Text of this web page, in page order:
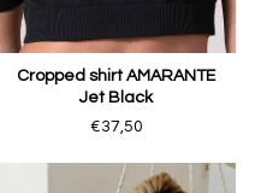
Cropped shirt AMARANTE
Jet Black
€37,50